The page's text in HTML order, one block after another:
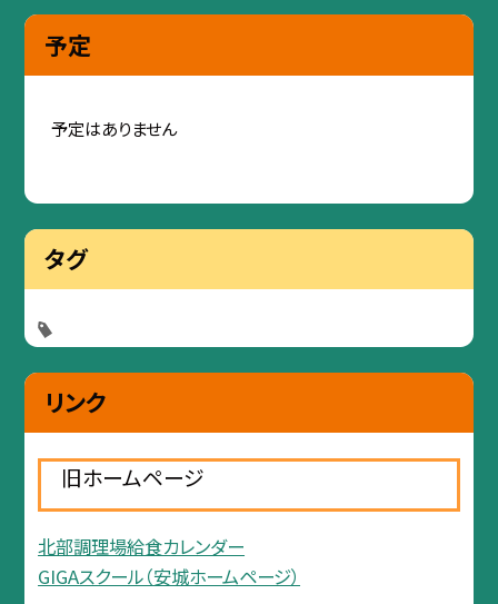
予定
予定はありません
タグ
リンク
旧ホームページ
北部調理場給食カレンダー
GIGAスクール（安城ホームページ）